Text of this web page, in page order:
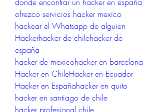
ofrezco servicios hacker mexico
hackear el Whatsapp de alguien
Hackerhacker de chilehacker de
españa
hacker de mexicohacker en barcelona
Hacker en ChileHacker en Ecuador
Hacker en Españahacker en quito
hacker en santiago de chile
hacker profesional chile